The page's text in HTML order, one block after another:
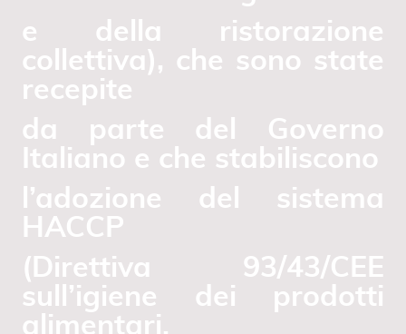
e della ristorazione
collettiva), che sono state
recepite
da parte del Governo
Italiano e che stabiliscono
l’adozione del sistema
HACCP
(Direttiva 93/43/CEE
sull’igiene dei prodotti
alimentari.